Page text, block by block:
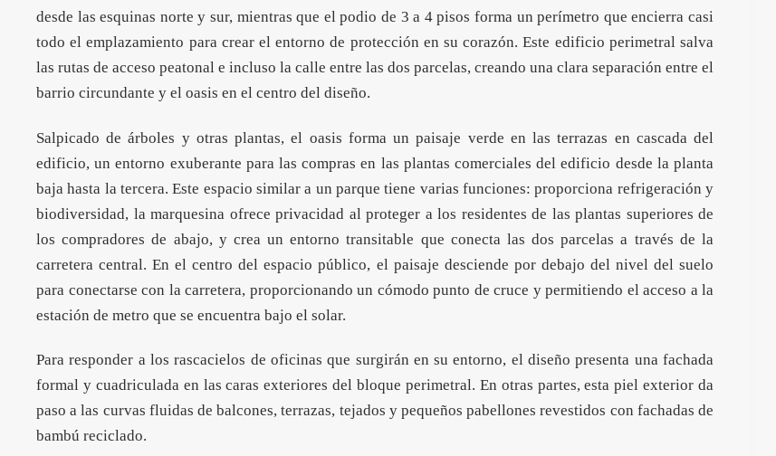
desde las esquinas norte y sur, mientras que el podio de 3 a 4 pisos forma un perímetro que encierra casi
todo el emplazamiento para crear el entorno de protección en su corazón. Este edificio perimetral salva
las rutas de acceso peatonal e incluso la calle entre las dos parcelas, creando una clara separación entre el
barrio circundante y el oasis en el centro del diseño.
Salpicado de árboles y otras plantas, el oasis forma un paisaje verde en las terrazas en cascada del
edificio, un entorno exuberante para las compras en las plantas comerciales del edificio desde la planta
baja hasta la tercera. Este espacio similar a un parque tiene varias funciones: proporciona refrigeración y
biodiversidad, la marquesina ofrece privacidad al proteger a los residentes de las plantas superiores de
los compradores de abajo, y crea un entorno transitable que conecta las dos parcelas a través de la
carretera central. En el centro del espacio público, el paisaje desciende por debajo del nivel del suelo
para conectarse con la carretera, proporcionando un cómodo punto de cruce y permitiendo el acceso a la
estación de metro que se encuentra bajo el solar.
Para responder a los rascacielos de oficinas que surgirán en su entorno, el diseño presenta una fachada
formal y cuadriculada en las caras exteriores del bloque perimetral. En otras partes, esta piel exterior da
paso a las curvas fluidas de balcones, terrazas, tejados y pequeños pabellones revestidos con fachadas de
bambú reciclado.